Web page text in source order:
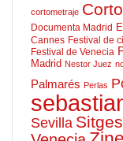
cortometraje
Documenta Madrid
Cannes Festival de
Festival de Venecia
Madrid Nestor Juez
Palmarés Perlas
Sevilla Sitges